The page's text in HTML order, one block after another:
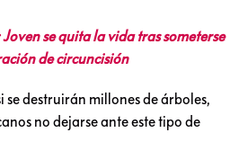
Joven se quita la vida tras someterse
de circuncisión
se destruirán millones de árboles,
no dejarse ante este tipo de